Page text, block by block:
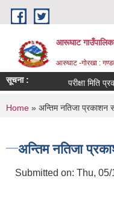
Skip to main content
आरूघाट
आरुघाट -गोरखा :
सूचना : परीक्षा मिति
You are here
Home » अन्तिम नतिजा प्रकाशन
अन्तिम नतिजा
Submitted on: Thu, 05/